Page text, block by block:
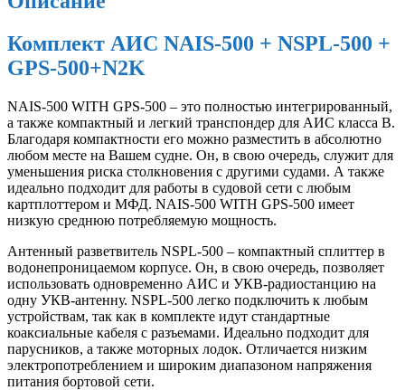
Комплект АИС NAIS-500 + NSPL-500 +
GPS-500+N2K
NAIS-500 WITH GPS-500 – это полностью интегрированный,
а также компактный и легкий транспондер для АИС класса В.
Благодаря компактности его можно разместить в абсолютно
любом месте на Вашем судне. Он, в свою очередь, служит для
уменьшения риска столкновения с другими судами. А также
идеально подходит для работы в судовой сети с любым
картплоттером и МФД. NAIS-500 WITH GPS-500 имеет
низкую среднюю потребляемую мощность.
Антенный разветвитель NSPL-500 – компактный сплиттер в
водонепроницаемом корпусе. Он, в свою очередь, позволяет
использовать одновременно АИС и УКВ-радиостанцию на
одну УКВ-антенну. NSPL-500 легко подключить к любым
устройствам, так как в комплекте идут стандартные
коаксиальные кабеля с разъемами. Идеально подходит для
парусников, а также моторных лодок. Отличается низким
электропотреблением и широким диапазоном напряжения
питания бортовой сети.